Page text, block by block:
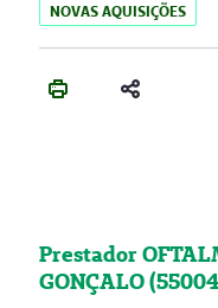
NOVAS AQUISIÇÕES
Prestador
GONÇALO